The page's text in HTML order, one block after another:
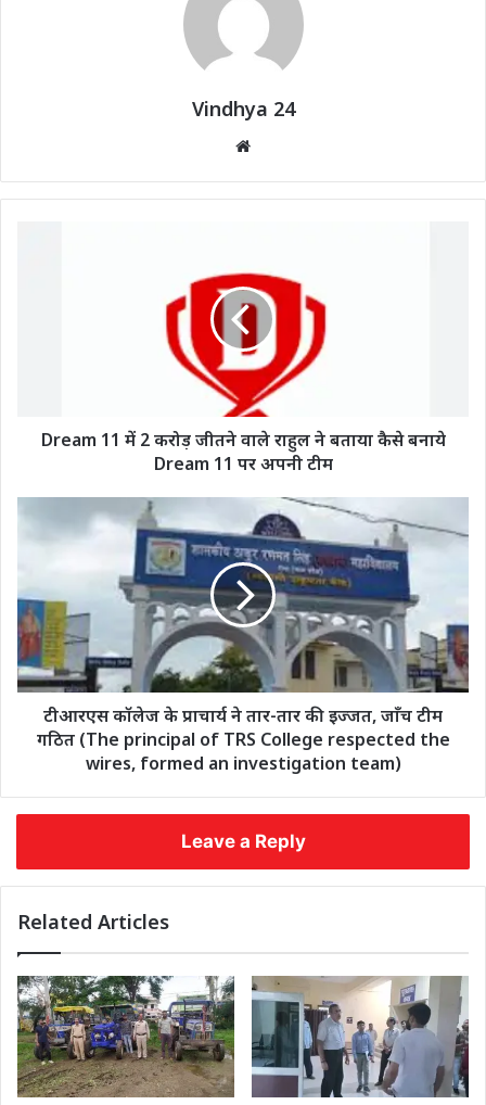
Vindhya 24
Dream 11 में 2 करोड़ जीतने वाले राहुल ने बताया कैसे बनाये
Dream 11 पर अपनी टीम
टीआरएस कॉलेज के प्राचार्य ने तार-तार की इज्जत, जाँच टीम
गठित (The principal of TRS College respected the
wires, formed an investigation team)
Leave a Reply
Related Articles